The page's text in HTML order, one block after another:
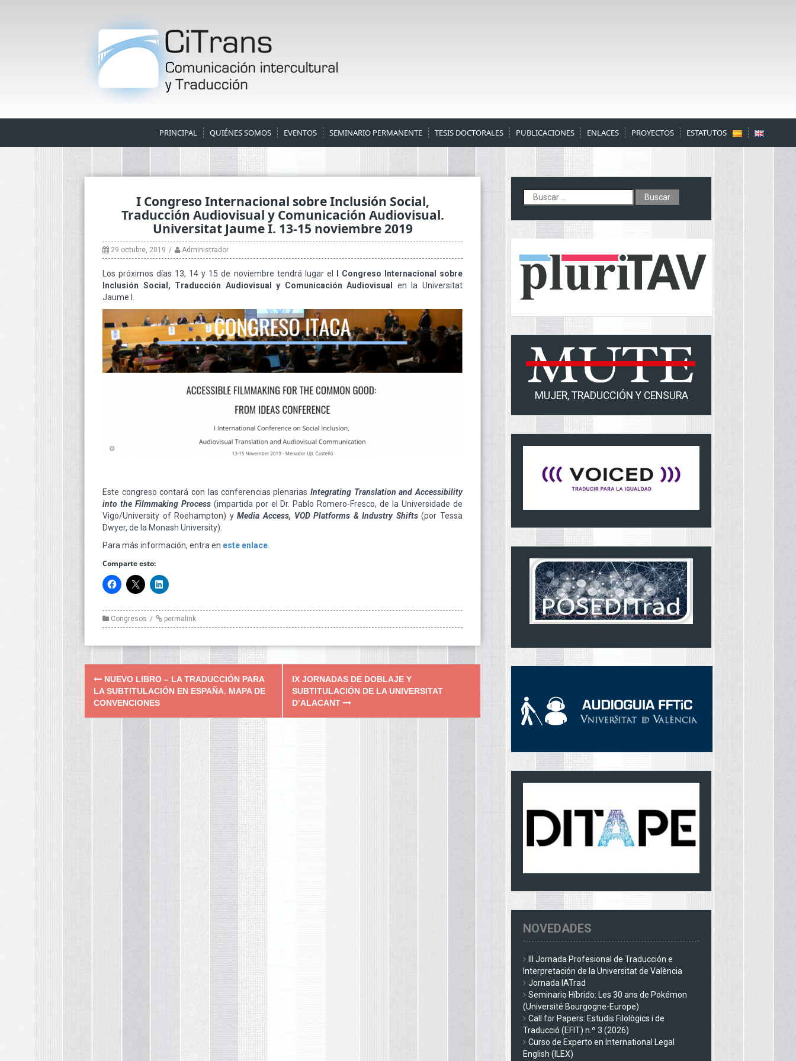
PRINCIPAL QUIÉNES SOMOS EVENTOS SEMINARIO PERMANENTE TESIS DOCTORALES PUBLICACIONES ENLACES PROYECTOS ESTATUTOS
I Congreso Internacional sobre Inclusión Social,
Traducción Audiovisual y Comunicación Audiovisual.
Universitat Jaume I. 13-15 noviembre 2019
29 octubre, 2019 Administrador
Los próximos días 13, 14 y 15 de noviembre tendrá lugar el
I Congreso Internacional sobre
Inclusión Social, Traducción Audiovisual y Comunicación Audiovisual
en la Universitat
Jaume I.
Este congreso contará con las conferencias plenarias Integrating Translation and Accessibility
into the Filmmaking Process (impartida por el Dr. Pablo Romero-Fresco, de la Universidade de
Vigo/University of Roehampton) y Media Access, VOD Platforms & Industry Shifts(por Tessa
Dwyer, de la Monash University).
Para más información, entra en este enlace
Comparte esto:
Congresos permalink
Post
navigation
NUEVO LIBRO – LA TRADUCCIÓN PARA
LA SUBTITULACIÓN EN ESPAÑA. MAPA DE
CONVENCIONES
IX JORNADAS DE DOBLAJE Y
SUBTITULACIÓN DE LA UNIVERSITAT
D’ALACANT
Buscar:
MUJER, TRADUCCIÓN Y CENSURA
NOVEDADES
III Jornada Profesional de Traducción e
Interpretación de la Universitat de València
Jornada IATrad
Seminario Híbrido: Les 30 ans de Pokémon
(Université Bourgogne-Europe)
Call for Papers: Estudis Filològics i de
Traducció (EFIT) n.º 3 (2026)
Curso de Experto en International Legal
English (ILEX)